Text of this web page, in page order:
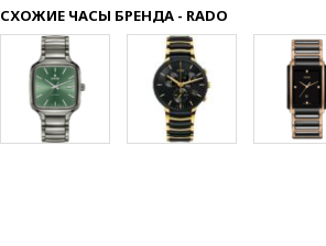
СХОЖИЕ ЧАСЫ БРЕНДА - RADO